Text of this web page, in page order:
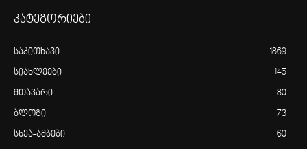
კატეგორიები
საკითხავი 1869
სიახლეები 145
მთავარი 80
ბლოგი 73
სხვა-ამბები 60